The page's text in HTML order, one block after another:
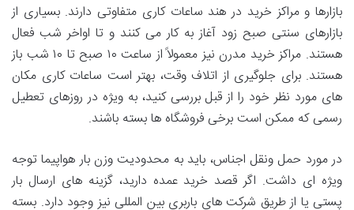
بازارها و مراکز خرید در هند ساعات کاری متفاوتی دارند. بسیاری از
بازارهای سنتی صبح زود آغاز به کار می کنند و تا اواخر شب فعال
هستند. مراکز خرید مدرن نیز معمولاً از ساعت ۱۰ صبح تا ۱۰ شب باز
هستند. برای جلوگیری از اتلاف وقت، بهتر است ساعات کاری مکان
های مورد نظر خود را از قبل بررسی کنید، به ویژه در روزهای تعطیل
رسمی که ممکن است برخی فروشگاه ها بسته باشند.
در مورد حمل ونقل اجناس، باید به محدودیت وزن بار هواپیما توجه
ویژه ای داشت. اگر قصد خرید عمده دارید، گزینه های ارسال بار
پستی یا از طریق شرکت های باربری بین المللی نیز وجود دارد. بسته